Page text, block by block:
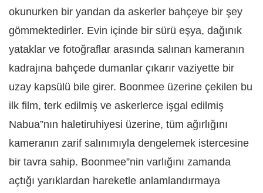
okunurken bir yandan da askerler bahçeye bir şey
gömmektedirler. Evin içinde bir sürü eşya, dağınık
yataklar ve fotoğraflar arasında salınan kameranın
kadrajına bahçede dumanlar çıkarır vaziyette bir
uzay kapsülü bile girer. Boonmee üzerine çekilen bu
ilk film, terk edilmiş ve askerlerce işgal edilmiş
Nabua”nın haletiruhiyesi üzerine, tüm ağırlığını
kameranın zarif salınımıyla dengelemek istercesine
bir tavra sahip. Boonmee”nin varlığını zamanda
açtığı yarıklardan hareketle anlamlandırmaya